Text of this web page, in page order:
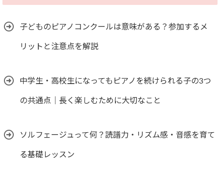
子どものピアノコンクールは意味がある？参加するメ
リットと注意点を解説
中学生・高校生になってもピアノを続けられる子の3つ
の共通点｜長く楽しむために大切なこと
ソルフェージュって何？読譜力・リズム感・音感を育て
る基礎レッスン